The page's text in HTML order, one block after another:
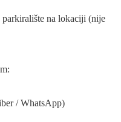
na lokaciji (nije
/ WhatsApp)